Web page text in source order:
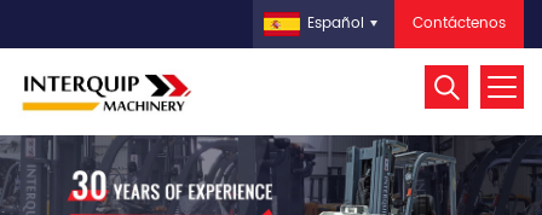
Contáctenos
Español